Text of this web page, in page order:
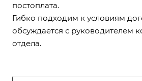
постоплата.
Гибко подходим к условиям
обсуждается с руководителем
отдела.